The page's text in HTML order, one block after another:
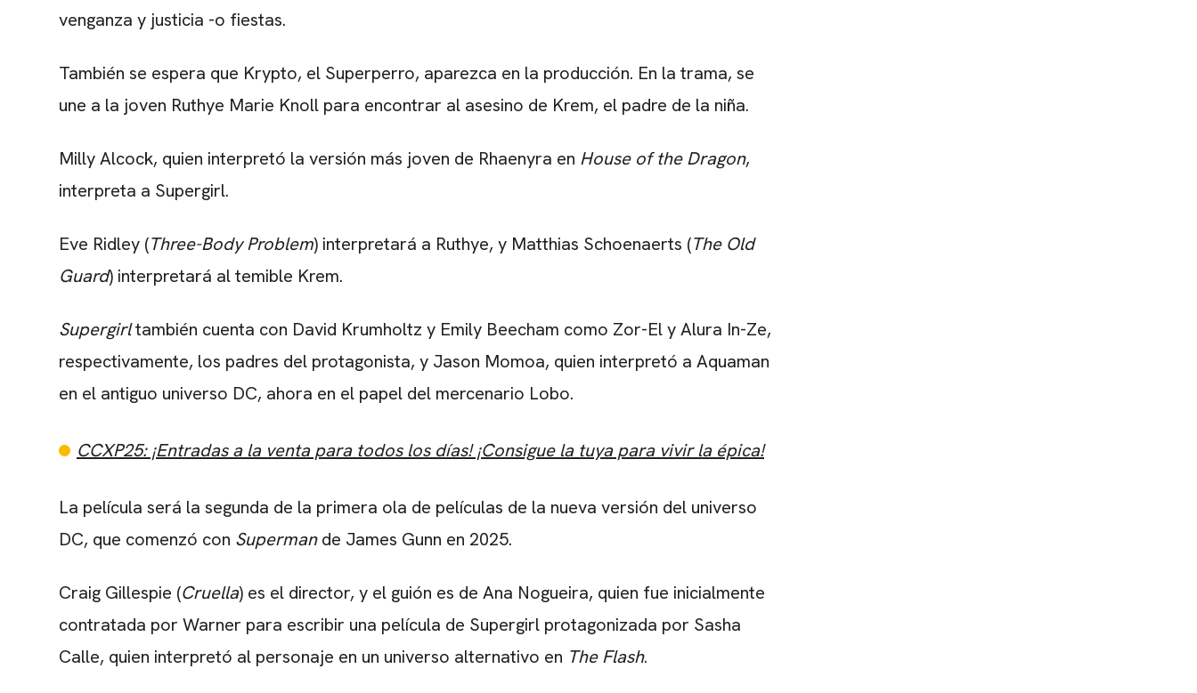
venganza y justicia -o fiestas.
También se espera que Krypto, el Superperro, aparezca en la producción. En la trama, se
une a la joven Ruthye Marie Knoll para encontrar al asesino de Krem, el padre de la niña.
Milly Alcock, quien interpretó la versión más joven de Rhaenyra en House of the Dragon,
interpreta a Supergirl.
Eve Ridley (Three-Body Problem) interpretará a Ruthye, y Matthias Schoenaerts (The Old
Guard) interpretará al temible Krem.
Supergirltambién cuenta con David Krumholtz y Emily Beecham como Zor-El y Alura In-Ze,
respectivamente, los padres del protagonista, y Jason Momoa, quien interpretó a Aquaman
en el antiguo universo DC, ahora en el papel del mercenario Lobo.
CCXP25: ¡Entradas a la venta para todos los días! ¡Consigue la tuya para vivir la épica!
La película será la segunda de la primera ola de películas de la nueva versión del universo
DC, que comenzó con Supermande James Gunn en 2025.
Craig Gillespie (Cruella) es el director, y el guión es de Ana Nogueira, quien fue inicialmente
contratada por Warner para escribir una película de Supergirl protagonizada por Sasha
Calle, quien interpretó al personaje en un universo alternativo en The Flash.